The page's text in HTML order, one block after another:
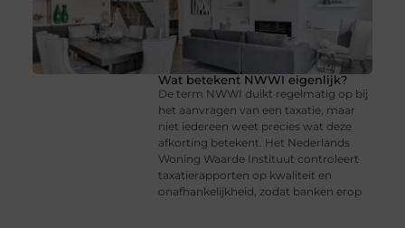
Wat betekent NWWI eigenlijk?
De term NWWI duikt regelmatig op bij
het aanvragen van een taxatie, maar
niet iedereen weet precies wat deze
afkorting betekent. Het Nederlands
Woning Waarde Instituut controleert
taxatierapporten op kwaliteit en
onafhankelijkheid, zodat banken erop